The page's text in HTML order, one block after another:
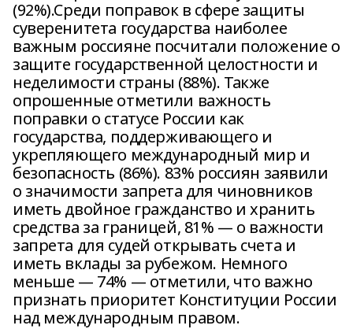
(92%).Среди поправок в сфере защиты
суверенитета государства наиболее
важным россияне посчитали положение о
защите государственной целостности и
неделимости страны (88%). Также
опрошенные отметили важность
поправки о статусе России как
государства, поддерживающего и
укрепляющего международный мир и
безопасность (86%). 83% россиян заявили
о значимости запрета для чиновников
иметь двойное гражданство и хранить
средства за границей, 81% — о важности
запрета для судей открывать счета и
иметь вклады за рубежом. Немного
меньше — 74% — отметили, что важно
признать приоритет Конституции России
над международным правом.